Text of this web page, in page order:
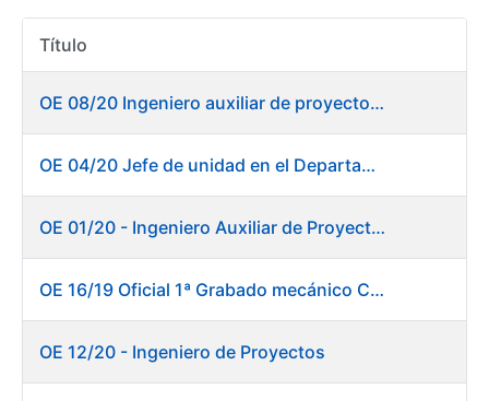
Mostrar/Ocultar
Mostrar/Ocultar
Mostrar/Ocultar
Título
OE 08/20 Ingeniero auxiliar de proyectos en el departamento de Fábrica de Papel - Burgos
OE 04/20 Jefe de unidad en el Departamento de Fábrica de Papel - Burgos
OE 01/20 - Ingeniero Auxiliar de Proyectos
OE 16/19 Oficial 1ª Grabado mecánico CAD
OE 12/20 - Ingeniero de Proyectos